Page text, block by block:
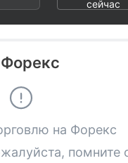
сейчас
на Форекс
помните